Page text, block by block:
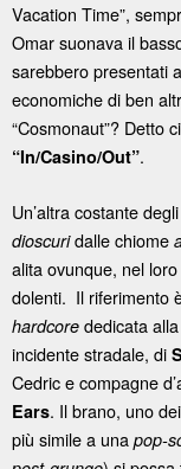
Vacation Time”,
Omar suonava il
sarebbero presentati
economiche di ben
“Cosmonaut”? Detto
“In/Casino/Out”.
Un’altra costante degli
dioscuridalle chiome
alita ovunque, nel
dolenti. Il riferimento
hardcore dedicata
incidente stradale, di
Cedric e compagne
Ears. Il brano, uno
più simile a una pop-